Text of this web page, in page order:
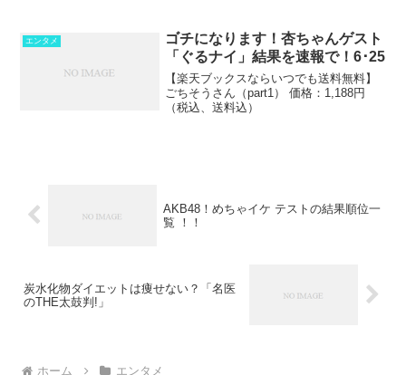
エンタメ
ゴチになります！杏ちゃんゲスト
「ぐるナイ」結果を速報で！6･25
【楽天ブックスならいつでも送料無料】
ごちそうさん（part1） 価格：1,188円
（税込、送料込）
AKB48！めちゃイケ テストの結果順位一
覧 ！！
炭水化物ダイエットは痩せない？「名医
のTHE太鼓判!」
ホーム エンタメ